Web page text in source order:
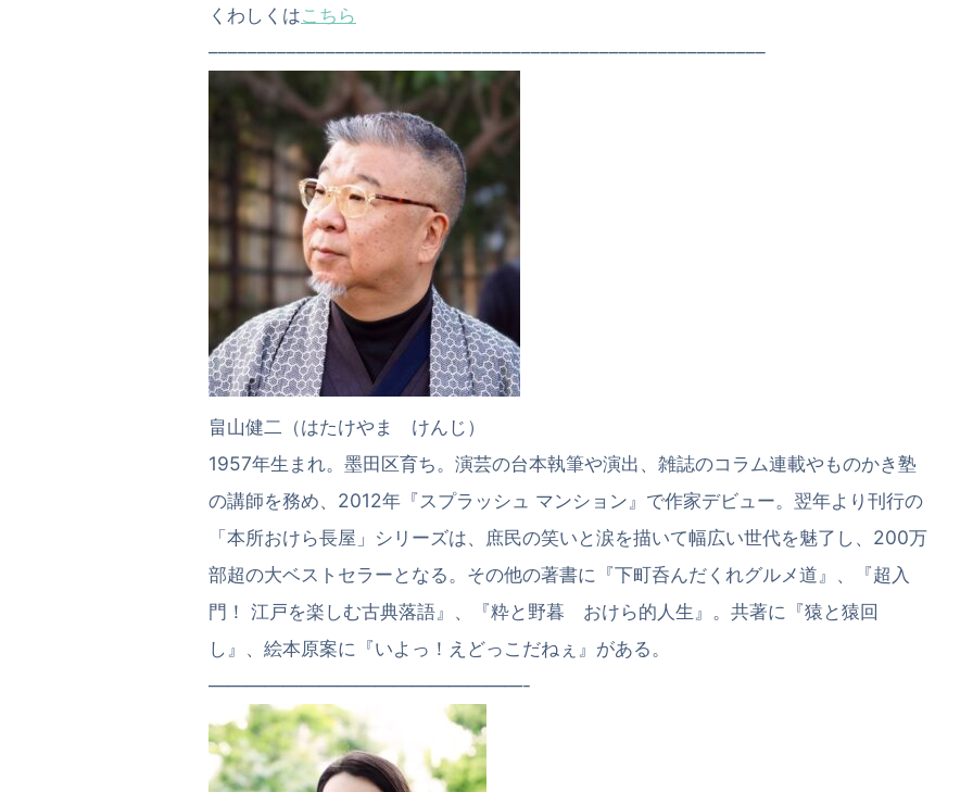
くわしくはこちら
–––––––––––––––––––––––––––––––––––––––––––––––––––––––––
畠山健二（はたけやま けんじ）
1957年生まれ。墨田区育ち。演芸の台本執筆や演出、雑誌のコラム連載やものかき塾
の講師を務め、2012年『スプラッシュ マンション』で作家デビュー。翌年より刊行の
「本所おけら長屋」シリーズは、庶民の笑いと涙を描いて幅広い世代を魅了し、200万
部超の大ベストセラーとなる。その他の著書に『下町呑んだくれグルメ道』、『超入
門！ 江戸を楽しむ古典落語』、『粋と野暮 おけら的人生』。共著に『猿と猿回
し』、絵本原案に『いよっ！えどっこだねぇ』がある。
—————————————————-